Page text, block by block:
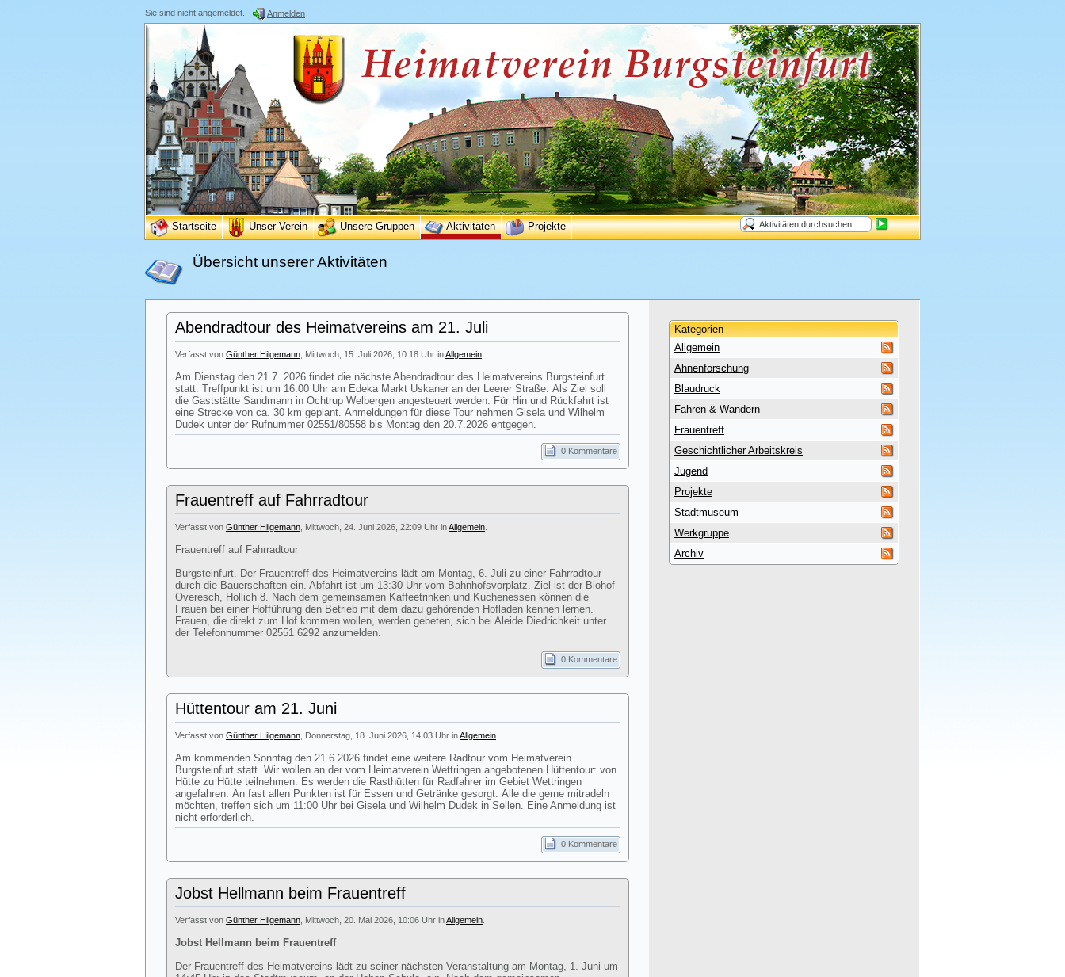
Sie sind nicht angemeldet. Anmelden
Startseite Unser Verein Unsere Gruppen Aktivitäten Projekte
Übersicht unserer Aktivitäten
Abendradtour des Heimatvereins am 21. Juli
Verfasst von Günther Hilgemann , Mittwoch, 15. Juli 2026, 10:18 Uhr inAllgemein
Am Dienstag den 21.7. 2026 findet die nächste Abendradtour des Heimatvereins Burgsteinfurt
statt. Treffpunkt ist um 16:00 Uhr am Edeka Markt Uskaner an der Leerer Straße. Als Ziel soll
die Gaststätte Sandmann in Ochtrup Welbergen angesteuert werden. Für Hin und Rückfahrt ist
eine Strecke von ca. 30 km geplant. Anmeldungen für diese Tour nehmen Gisela und Wilhelm
Dudek unter der Rufnummer 02551/80558 bis Montag den 20.7.2026 entgegen.
0 Kommentare
Frauentreff auf Fahrradtour
Verfasst von Günther Hilgemann , Mittwoch, 24. Juni 2026, 22:09 Uhr inAllgemein
Frauentreff auf Fahrradtour
Burgsteinfurt. Der Frauentreff des Heimatvereins lädt am Montag, 6. Juli zu einer Fahrradtour
durch die Bauerschaften ein. Abfahrt ist um 13:30 Uhr vom Bahnhofsvorplatz. Ziel ist der Biohof
Overesch, Hollich 8. Nach dem gemeinsamen Kaffeetrinken und Kuchenessen können die
Frauen bei einer Hofführung den Betrieb mit dem dazu gehörenden Hofladen kennen lernen.
Frauen, die direkt zum Hof kommen wollen, werden gebeten, sich bei Aleide Diedrichkeit unter
der Telefonnummer 02551 6292 anzumelden.
0 Kommentare
Hüttentour am 21. Juni
Verfasst von Günther Hilgemann , Donnerstag, 18. Juni 2026, 14:03 Uhr inAllgemein
Am kommenden Sonntag den 21.6.2026 findet eine weitere Radtour vom Heimatverein
Burgsteinfurt statt. Wir wollen an der vom Heimatverein Wettringen angebotenen Hüttentour: von
Hütte zu Hütte teilnehmen. Es werden die Rasthütten für Radfahrer im Gebiet Wettringen
angefahren. An fast allen Punkten ist für Essen und Getränke gesorgt. Alle die gerne mitradeln
möchten, treffen sich um 11:00 Uhr bei Gisela und Wilhelm Dudek in Sellen. Eine Anmeldung ist
nicht erforderlich.
0 Kommentare
Jobst Hellmann beim Frauentreff
Verfasst von Günther Hilgemann , Mittwoch, 20. Mai 2026, 10:06 Uhr inAllgemein
Jobst Hellmann beim Frauentreff
Der Frauentreff des Heimatvereins lädt zu seiner nächsten Veranstaltung am Montag, 1. Juni um
Kategorien
Allgemein
Ahnenforschung
Blaudruck
Fahren & Wandern
Frauentreff
Geschichtlicher Arbeitskreis
Jugend
Projekte
Stadtmuseum
Werkgruppe
Archiv